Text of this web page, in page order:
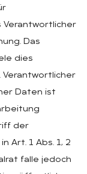
Verantwortlicher
Das
dies
Verantwortlicher
Daten ist
der
Art. 1 Abs. 1, 2
falle jedoch